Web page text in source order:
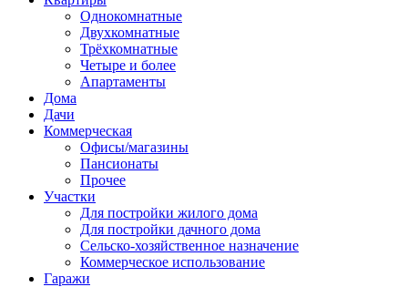
Однокомнатные
Двухкомнатные
Трёхкомнатные
Четыре и более
Апартаменты
Дома
Дачи
Коммерческая
Офисы/магазины
Пансионаты
Прочее
Участки
Для постройки жилого дома
Для постройки дачного дома
Сельско-хозяйственное назначение
Коммерческое использование
Гаражи